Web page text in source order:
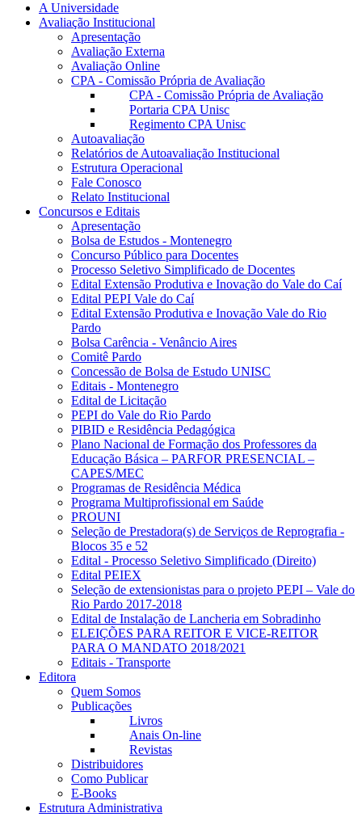
A Universidade
Avaliação Institucional
Apresentação
Avaliação Externa
Avaliação Online
CPA - Comissão Própria de Avaliação
CPA - Comissão Própria de Avaliação
Portaria CPA Unisc
Regimento CPA Unisc
Autoavaliação
Relatórios de Autoavaliação Institucional
Estrutura Operacional
Fale Conosco
Relato Institucional
Concursos e Editais
Apresentação
Bolsa de Estudos - Montenegro
Concurso Público para Docentes
Processo Seletivo Simplificado de Docentes
Edital Extensão Produtiva e Inovação do Vale do Caí
Edital PEPI Vale do Caí
Edital Extensão Produtiva e Inovação Vale do Rio
Pardo
Bolsa Carência - Venâncio Aires
Comitê Pardo
Concessão de Bolsa de Estudo UNISC
Editais - Montenegro
Edital de Licitação
PEPI do Vale do Rio Pardo
PIBID e Residência Pedagógica
Plano Nacional de Formação dos Professores da
Educação Básica – PARFOR PRESENCIAL –
CAPES/MEC
Programas de Residência Médica
Programa Multiprofissional em Saúde
PROUNI
Seleção de Prestadora(s) de Serviços de Reprografia -
Blocos 35 e 52
Edital - Processo Seletivo Simplificado (Direito)
Edital PEIEX
Seleção de extensionistas para o projeto PEPI – Vale do
Rio Pardo 2017-2018
Edital de Instalação de Lancheria em Sobradinho
ELEIÇÕES PARA REITOR E VICE-REITOR
PARA O MANDATO 2018/2021
Editais - Transporte
Editora
Quem Somos
Publicações
Livros
Anais On-line
Revistas
Distribuidores
Como Publicar
E-Books
Estrutura Administrativa